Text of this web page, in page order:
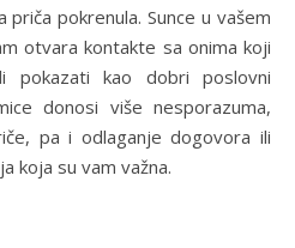
priča pokrenula. Sunce u vašem
otvara kontakte sa onima koji
kao dobri poslovni
donosi više nesporazuma,
pa i odlaganje dogovora ili
koja su vam važna.